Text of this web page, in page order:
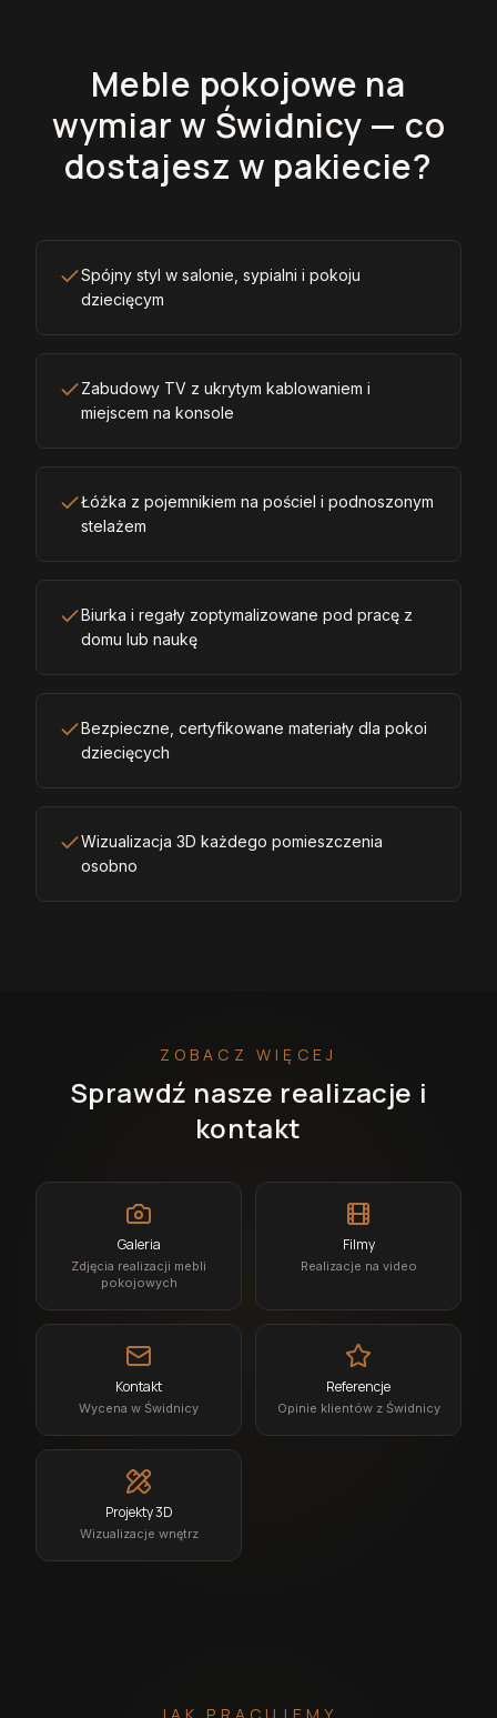
Meble pokojowe na
wymiar w Świdnicy — co
dostajesz w pakiecie?
Spójny styl w salonie, sypialni i pokoju
dziecięcym
Zabudowy TV z ukrytym kablowaniem i
miejscem na konsole
Łóżka z pojemnikiem na pościel i podnoszonym
stelażem
Biurka i regały zoptymalizowane pod pracę z
domu lub naukę
Bezpieczne, certyfikowane materiały dla pokoi
dziecięcych
Wizualizacja 3D każdego pomieszczenia
osobno
ZOBACZ WIĘCEJ
Sprawdź nasze realizacje i
kontakt
Galeria
Zdjęcia realizacji mebli
pokojowych
Filmy
Realizacje na video
Kontakt
Wycena w Świdnicy
Referencje
Opinie klientów z Świdnicy
Projekty 3D
Wizualizacje wnętrz